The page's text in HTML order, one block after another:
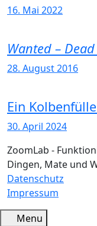
16. Mai 2022
Wanted –
28. August 2016
Ein
30. April 2024
ZoomLab -
Dingen, Mate und
Datenschutz
Impressum
Menu